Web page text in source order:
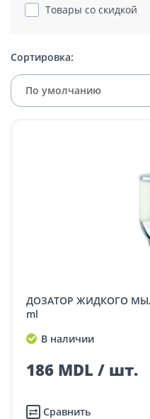
Товары со скидкой
Сортировка:
По умолчанию
ДОЗАТОР ЖИДКОГО МЫЛА KRONER FORMULA, 300
ml
В наличии
186 MDL / шт.
Сравнить